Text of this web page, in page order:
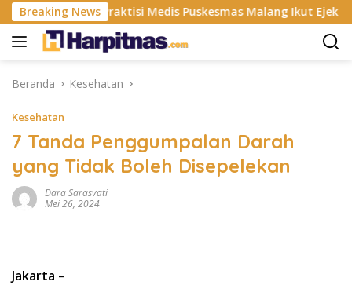
Langsung
ke
konten
Breaking News
Praktisi Medis Puskesmas Malang Ikut Ejek Pasien
Beranda Kesehatan
Kesehatan
7 Tanda Penggumpalan Darah
yang Tidak Boleh Disepelekan
Dara Sarasvati
Mei 26, 2024
Jakarta –